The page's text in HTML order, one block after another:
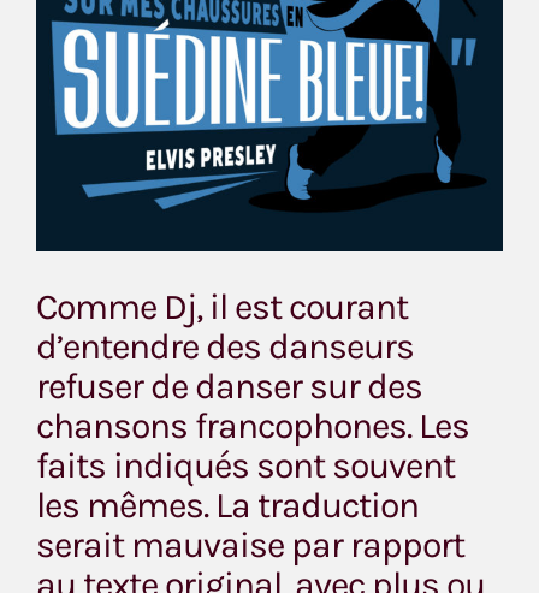
Comme Dj, il est courant
d’entendre des danseurs
refuser de danser sur des
chansons francophones. Les
faits indiqués sont souvent
les mêmes. La traduction
serait mauvaise par rapport